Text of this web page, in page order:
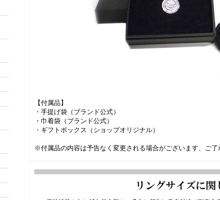
【付属品】
・手提げ袋（ブランド公式）
・巾着袋（ブランド公式）
・ギフトボックス（ショップオリジナル）
※付属品の内容は予告なく変更される場合がございます、ご了